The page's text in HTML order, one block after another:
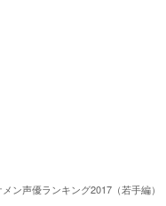
メン声優ランキング2017（若手編）